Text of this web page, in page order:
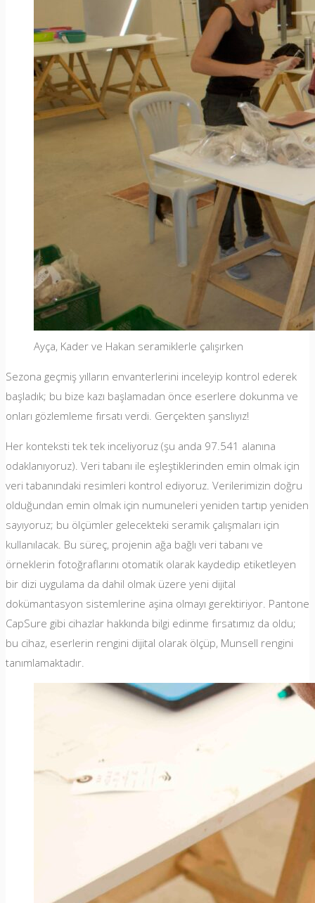
Ayça, Kader ve Hakan seramiklerle çalışırken
Sezona geçmiş yılların envanterlerini inceleyip kontrol ederek
başladık; bu bize kazı başlamadan önce eserlere dokunma ve
onları gözlemleme fırsatı verdi. Gerçekten şanslıyız!
Her konteksti tek tek inceliyoruz (şu anda 97.541 alanına
odaklanıyoruz). Veri tabanı ile eşleştiklerinden emin olmak için
veri tabanındaki resimleri kontrol ediyoruz. Verilerimizin doğru
olduğundan emin olmak için numuneleri yeniden tartıp yeniden
sayıyoruz; bu ölçümler gelecekteki seramik çalışmaları için
kullanılacak. Bu süreç, projenin ağa bağlı veri tabanı ve
örneklerin fotoğraflarını otomatik olarak kaydedip etiketleyen
bir dizi uygulama da dahil olmak üzere yeni dijital
dokümantasyon sistemlerine aşina olmayı gerektiriyor. Pantone
CapSure gibi cihazlar hakkında bilgi edinme fırsatımız da oldu;
bu cihaz, eserlerin rengini dijital olarak ölçüp, Munsell rengini
tanımlamaktadır.